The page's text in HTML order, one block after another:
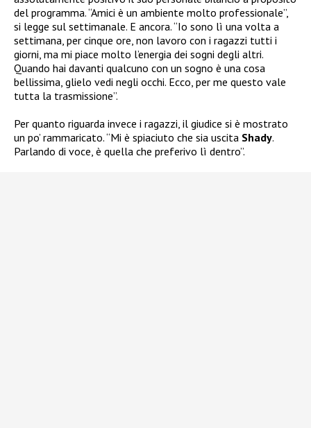
del programma. “Amici è un ambiente molto professionale”,
si legge sul settimanale. E ancora. “Io sono lì una volta a
settimana, per cinque ore, non lavoro con i ragazzi tutti i
giorni, ma mi piace molto l’energia dei sogni degli altri.
Quando hai davanti qualcuno con un sogno è una cosa
bellissima, glielo vedi negli occhi. Ecco, per me questo vale
tutta la trasmissione”.
Per quanto riguarda invece i ragazzi, il giudice si è mostrato
un po’ rammaricato. “Mi è spiaciuto che sia uscita Shady.
Parlando di voce, è quella che preferivo lì dentro”.